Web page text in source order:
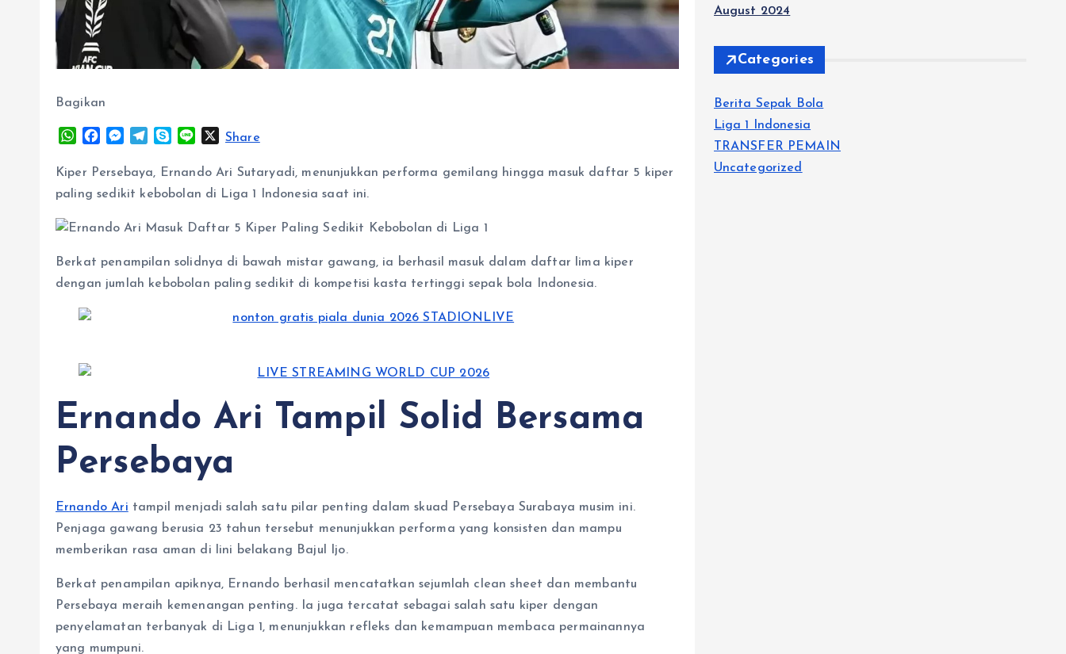
Bagikan
W
a
p
c
k
M
s
s
n
e
r
T
l
e
r
m
y
n
XShare
Kiper Persebaya, Ernando Ari Sutaryadi, menunjukkan performa gemilang hingga masuk daftar 5 kiper
paling sedikit kebobolan di Liga 1 Indonesia saat ini.
Berkat penampilan solidnya di bawah mistar gawang, ia berhasil masuk dalam daftar lima kiper
dengan jumlah kebobolan paling sedikit di kompetisi kasta tertinggi sepak bola Indonesia.
Ernando Ari Tampil Solid Bersama
Persebaya
Ernando Ari tampil menjadi salah satu pilar penting dalam skuad Persebaya Surabaya musim ini.
Penjaga gawang berusia 23 tahun tersebut menunjukkan performa yang konsisten dan mampu
memberikan rasa aman di lini belakang Bajul Ijo.
Berkat penampilan apiknya, Ernando berhasil mencatatkan sejumlah clean sheet dan membantu
Persebaya meraih kemenangan penting. Ia juga tercatat sebagai salah satu kiper dengan
penyelamatan terbanyak di Liga 1, menunjukkan refleks dan kemampuan membaca permainannya
yang mumpuni.
August 2024
Categories
Berita Sepak Bola
Liga 1 Indonesia
TRANSFER PEMAIN
Uncategorized